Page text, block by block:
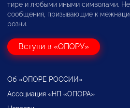
тире и любыми иными символами.
сообщения, призывающие к
розни.
Вступи в «ОПОРУ»
Об «ОПОРЕ РОССИИ»
Ассоциация «НП «ОПОРА»